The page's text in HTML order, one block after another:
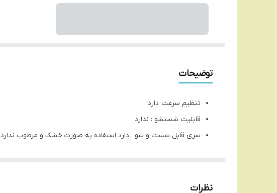
توضیحات
تنظیم سرعت دارد
قابلیت شستشو : ندارد
سری قابل شست و شو : دارد استفاده به صورت خشک و مرطوب ندارد
شیور : نداردنظرات